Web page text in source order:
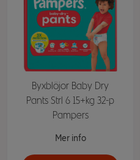
Byxblöjor Baby Dry
Pants Strl 6 15+kg 32-p
Pampers
Mer info